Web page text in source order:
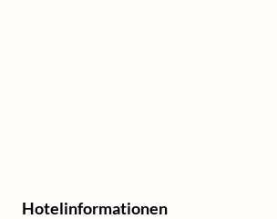
Hotelinformationen